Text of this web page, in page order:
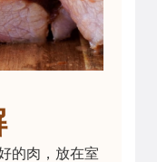
的肉，放在室